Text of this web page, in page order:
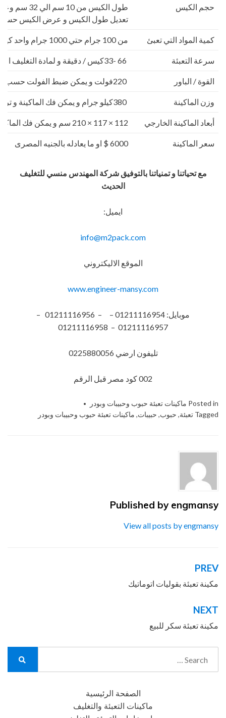
حجم الكيس
تعديل طول الكيس و عرض الكيس حسب
كمية المواد التي تعبئ من 100 جرام حتي 1000 جرام واحد كيلو
سرعة التعبئة
القوة / الباور 220فولت و يمكن ضبط الفولت حسب الكهرباء المتاحه 2.5 كيلو وات
وزن الماكينة 380كيلو جرام و يمكن فك الماكينة و تركيبها في اي مكان
أبعاد الماكينة الخارجي 112 × 117 × 210 سم و يمكن فك الماكينة و تركيبها في اي مكان
سعر الماكينة 6000 $ او ما يعادله بالجنيه المصرى
مع تحياتنا و تمنياتنا بالتوفيق شركة المهندس منسي للتغليف
الحديث
ايميل:
info@m2pack.com
الموقع الاليكتروني
www.engineer-mansy.com
موبايل: 01211116954 – – 01211116956 –
01211116957 – 01211116958
تليفون ارضي 0225880056
002 كود مصر قبل الرقم​
Posted in ماكينات تعبئة حبوب وحبيبات وبودر
Tagged تعبئة, حبوب, حبيبات, ماكينات تعبئة حبوب وحبيبات وبودر
Published by engmansy
View all posts by engmansy
تصفّح
المقالات
PREV
مكينة تعبئة بقوليات اتوماتيك
NEXT
مكينة تعبئة سكر للبيع
الصفحة الرئيسية
ماكينات التعبئة والتغليف